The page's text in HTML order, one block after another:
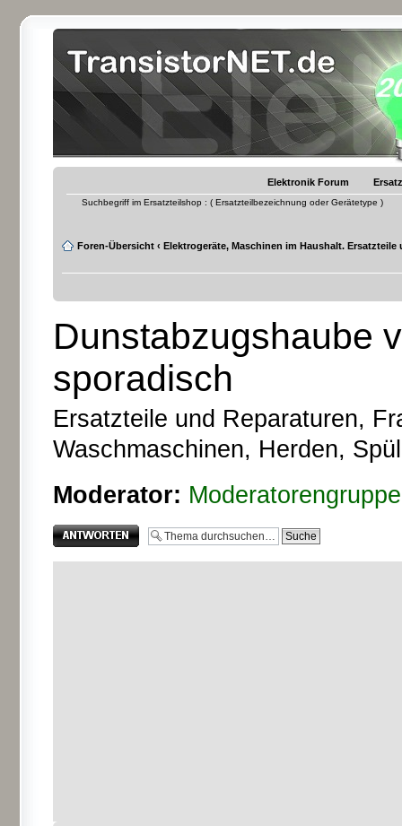
Elektronik Forum
Suchbegriff im Ersatzteilshop : ( Ersatzteilbezeichnung oder Gerätetype )
Foren-Übersicht ‹ Elektrogeräte, Maschinen im Haushalt. Ersatzteile
Dunstabzugshaube
sporadisch
Ersatzteile und Reparaturen,
Waschmaschinen, Herden,
Moderator: Moderatorengruppe
Antwort erstellen